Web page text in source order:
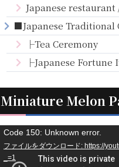
Japanese restaurant
■Japanese Traditional
├Tea Ceremony
├Japanese Fortune
Miniature Melon
動
画
Code 150: Unknown error.
ファイルをダウンロード: https://
_=1